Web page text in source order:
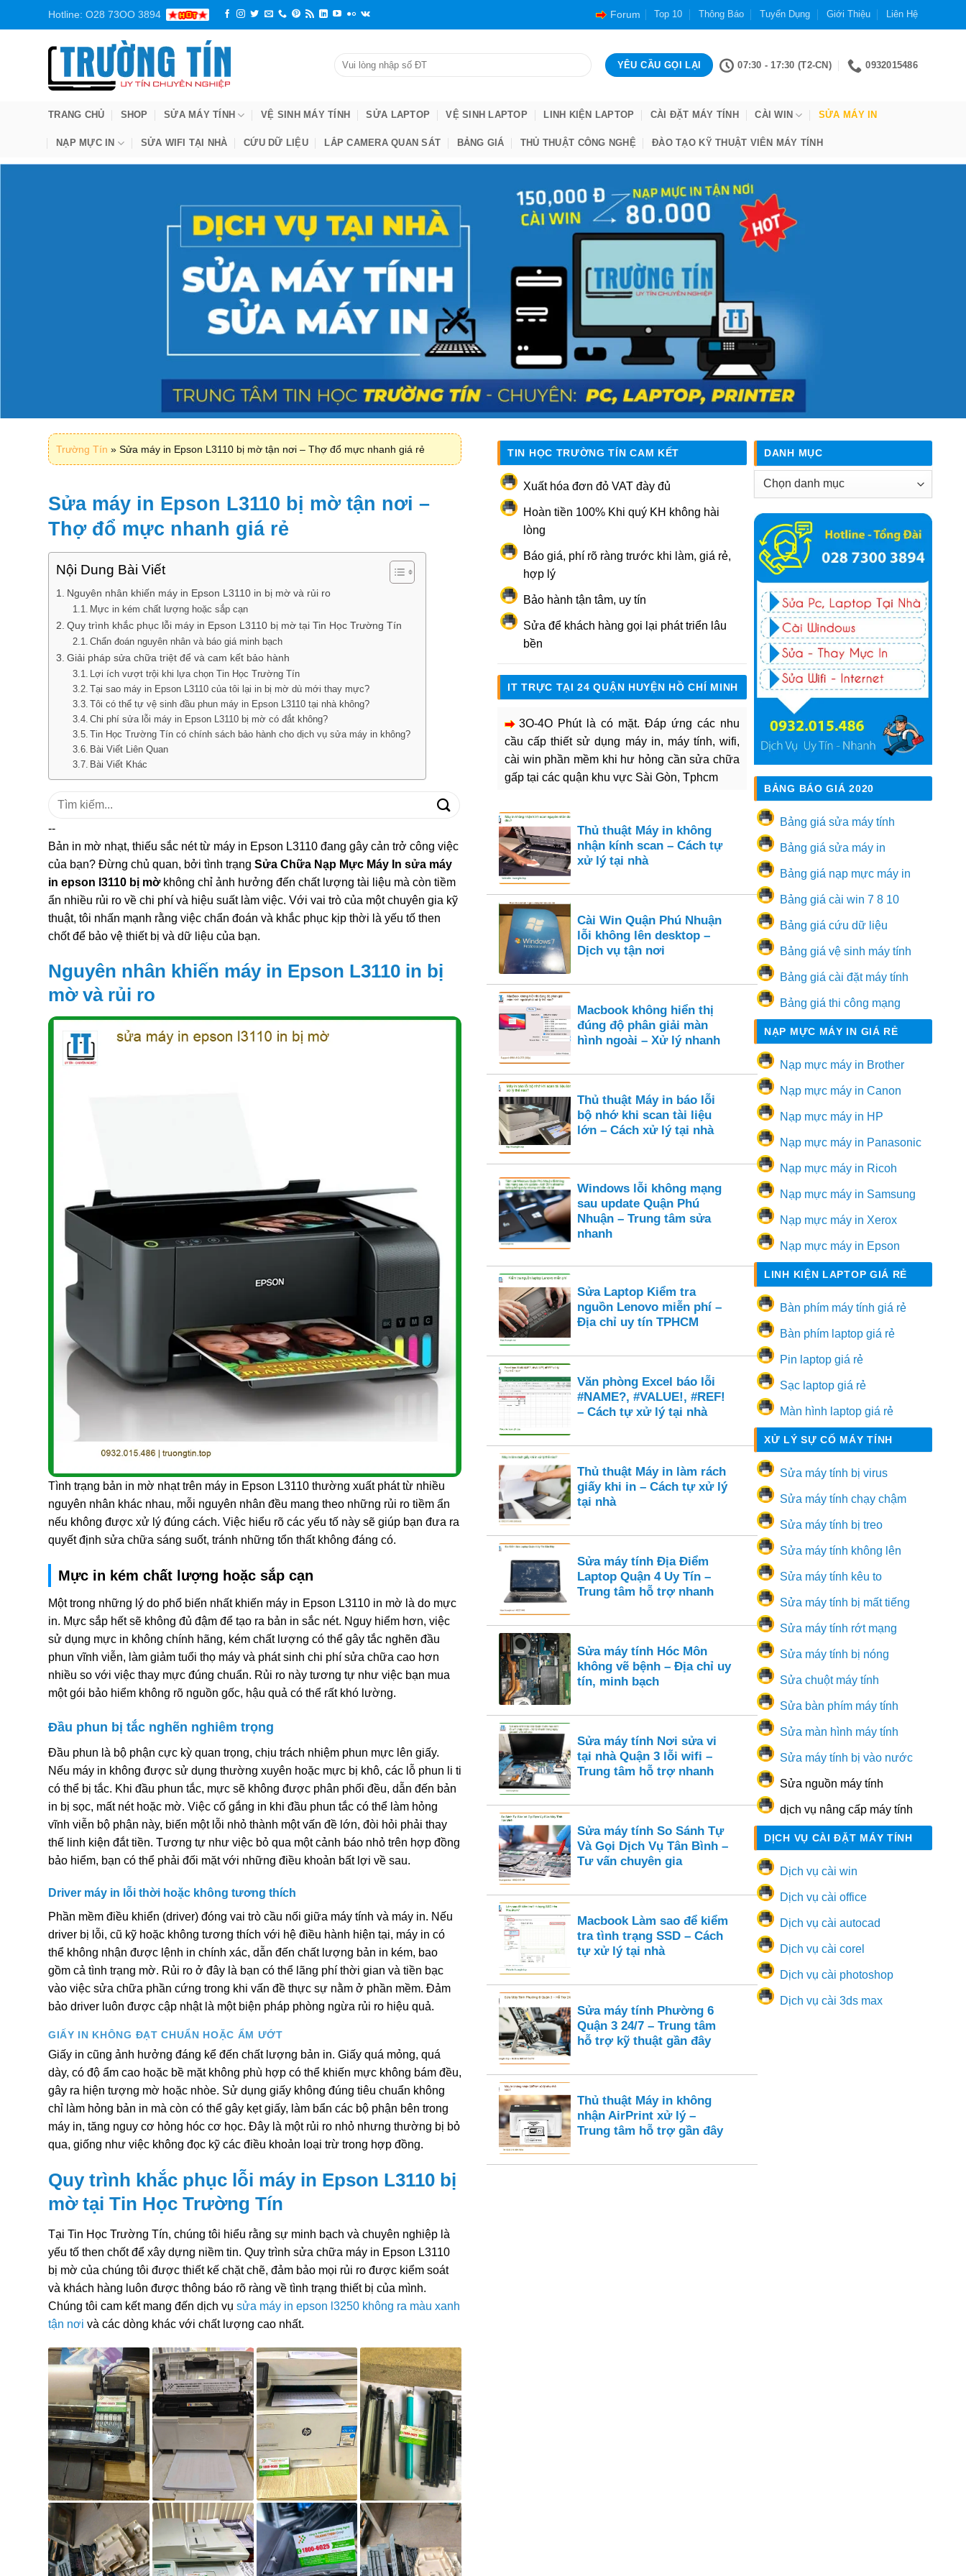
Hotline: O28 73OO 3894 Forum Top 10 Thông Báo Tuyển Dụng Giới Thiệu Liên Hệ
07:30 - 17:30 (T2-CN) 0932015486
TRANG CHỦ SHOP SỬA MÁY TÍNH VỆ SINH MÁY TÍNH SỬA LAPTOP VỆ SINH LAPTOP LINH KIỆN LAPTOP CÀI ĐẶT MÁY TÍNH CÀI WIN SỬA MÁY IN
NẠP MỰC IN SỬA WIFI TẠI NHÀ CỨU DỮ LIỆU LẮP CAMERA QUAN SÁT BẢNG GIÁ THỦ THUẬT CÔNG NGHỆ ĐÀO TẠO KỸ THUẬT VIÊN MÁY TÍNH
Trường Tín » Sửa máy in Epson L3110 bị mờ tận nơi – Thợ đổ mực nhanh giá rẻ
Sửa máy in Epson L3110 bị mờ tận nơi –
Thợ đổ mực nhanh giá rẻ
Nội Dung Bài Viết
Nguyên nhân khiến máy in Epson L3110 in bị mờ và rủi ro
Mực in kém chất lượng hoặc sắp cạn
Quy trình khắc phục lỗi máy in Epson L3110 bị mờ tại Tin Học Trường Tín
Chẩn đoán nguyên nhân và báo giá minh bạch
Giải pháp sửa chữa triệt để và cam kết bảo hành
Lợi ích vượt trội khi lựa chọn Tin Học Trường Tín
Tại sao máy in Epson L3110 của tôi lại in bị mờ dù mới thay mực?
Tôi có thể tự vệ sinh đầu phun máy in Epson L3110 tại nhà không?
Chi phí sửa lỗi máy in Epson L3110 bị mờ có đắt không?
Tin Học Trường Tín có chính sách bảo hành cho dịch vụ sửa máy in không?
Bài Viết Liên Quan
Bài Viết Khác
Tìm
--
Bản in mờ nhạt, thiếu sắc nét từ máy in Epson L3110 đang gây cản trở công việc
của bạn? Đừng chủ quan, bởi tình trạng Sửa Chữa Nạp Mực Máy In sửa máy
in epson l3110 bị mờkhông chỉ ảnh hưởng đến chất lượng tài liệu mà còn tiềm
ẩn nhiều rủi ro về chi phí và hiệu suất làm việc. Với vai trò của một chuyên gia kỹ
thuật, tôi nhấn mạnh rằng việc chẩn đoán và khắc phục kịp thời là yếu tố then
chốt để bảo vệ thiết bị và dữ liệu của bạn.
Nguyên nhân khiến máy in Epson L3110 in bị
mờ và rủi ro
Tình trạng bản in mờ nhạt trên máy in Epson L3110 thường xuất phát từ nhiều
nguyên nhân khác nhau, mỗi nguyên nhân đều mang theo những rủi ro tiềm ẩn
nếu không được xử lý đúng cách. Việc hiểu rõ các yếu tố này sẽ giúp bạn đưa ra
quyết định sửa chữa sáng suốt, tránh những tổn thất không đáng có.
Mực in kém chất lượng hoặc sắp cạn
Một trong những lý do phổ biến nhất khiến máy in Epson L3110 in mờ là do mực
in. Mực sắp hết sẽ không đủ đậm để tạo ra bản in sắc nét. Nguy hiểm hơn, việc
sử dụng mực in không chính hãng, kém chất lượng có thể gây tắc nghẽn đầu
phun vĩnh viễn, làm giảm tuổi thọ máy và phát sinh chi phí sửa chữa cao hơn
nhiều so với việc thay mực đúng chuẩn. Rủi ro này tương tự như việc bạn mua
một gói bảo hiểm không rõ nguồn gốc, hậu quả có thể rất khó lường.
Đầu phun bị tắc nghẽn nghiêm trọng
Đầu phun là bộ phận cực kỳ quan trọng, chịu trách nhiệm phun mực lên giấy.
Nếu máy in không được sử dụng thường xuyên hoặc mực bị khô, các lỗ phun li ti
có thể bị tắc. Khi đầu phun tắc, mực sẽ không được phân phối đều, dẫn đến bản
in bị sọc, mất nét hoặc mờ. Việc cố gắng in khi đầu phun tắc có thể làm hỏng
vĩnh viễn bộ phận này, biến một lỗi nhỏ thành một vấn đề lớn, đòi hỏi phải thay
thế linh kiện đắt tiền. Tương tự như việc bỏ qua một cảnh báo nhỏ trên hợp đồng
bảo hiểm, bạn có thể phải đối mặt với những điều khoản bất lợi về sau.
Driver máy in lỗi thời hoặc không tương thích
Phần mềm điều khiển (driver) đóng vai trò cầu nối giữa máy tính và máy in. Nếu
driver bị lỗi, cũ kỹ hoặc không tương thích với hệ điều hành hiện tại, máy in có
thể không nhận được lệnh in chính xác, dẫn đến chất lượng bản in kém, bao
gồm cả tình trạng mờ. Rủi ro ở đây là bạn có thể lãng phí thời gian và tiền bạc
vào việc sửa chữa phần cứng trong khi vấn đề thực sự nằm ở phần mềm. Đảm
bảo driver luôn được cập nhật là một biện pháp phòng ngừa rủi ro hiệu quả.
GIẤY IN KHÔNG ĐẠT CHUẨN HOẶC ẨM ƯỚT
Giấy in cũng ảnh hưởng đáng kể đến chất lượng bản in. Giấy quá mỏng, quá
dày, có độ ẩm cao hoặc bề mặt không phù hợp có thể khiến mực không bám đều,
gây ra hiện tượng mờ hoặc nhòe. Sử dụng giấy không đúng tiêu chuẩn không
chỉ làm hỏng bản in mà còn có thể gây kẹt giấy, làm bẩn các bộ phận bên trong
máy in, tăng nguy cơ hỏng hóc cơ học. Đây là một rủi ro nhỏ nhưng thường bị bỏ
qua, giống như việc không đọc kỹ các điều khoản loại trừ trong hợp đồng.
Quy trình khắc phục lỗi máy in Epson L3110 bị
mờ tại Tin Học Trường Tín
Tại Tin Học Trường Tín, chúng tôi hiểu rằng sự minh bạch và chuyên nghiệp là
yếu tố then chốt để xây dựng niềm tin. Quy trình sửa chữa máy in Epson L3110
bị mờ của chúng tôi được thiết kế chặt chẽ, đảm bảo mọi rủi ro được kiểm soát
và khách hàng luôn được thông báo rõ ràng về tình trạng thiết bị của mình.
Chúng tôi cam kết mang đến dịch vụ sửa máy in epson l3250 không ra màu xanh
tận nơi và các dòng khác với chất lượng cao nhất.
TIN HỌC TRƯỜNG TÍN CAM KẾT
Xuất hóa đơn đỏ VAT đày đủ
Hoàn tiền 100% Khi quý KH không hài
lòng
Báo giá, phí rõ ràng trước khi làm, giá rẻ,
hợp lý
Bảo hành tận tâm, uy tín
Sửa để khách hàng gọi lại phát triển lâu
bền
IT TRỰC TẠI 24 QUẬN HUYỆN HỒ CHÍ MINH
3O-4O Phút là có mặt. Đáp ứng các nhu
cầu cấp thiết sử dụng máy in, máy tính, wifi,
cài win phần mềm khi hư hỏng cần sửa chữa
gấp tại các quận khu vực Sài Gòn, Tphcm
Thủ thuật Máy in không
nhận kính scan – Cách tự
xử lý tại nhà
Cài Win Quận Phú Nhuận
lỗi không lên desktop –
Dịch vụ tận nơi
Macbook không hiển thị
đúng độ phân giải màn
hình ngoài – Xử lý nhanh
Thủ thuật Máy in báo lỗi
bộ nhớ khi scan tài liệu
lớn – Cách xử lý tại nhà
Windows lỗi không mạng
sau update Quận Phú
Nhuận – Trung tâm sửa
nhanh
Sửa Laptop Kiểm tra
nguồn Lenovo miễn phí –
Địa chỉ uy tín TPHCM
Văn phòng Excel báo lỗi
#NAME?, #VALUE!, #REF!
– Cách tự xử lý tại nhà
Thủ thuật Máy in làm rách
giấy khi in – Cách tự xử lý
tại nhà
Sửa máy tính Địa Điểm
Laptop Quận 4 Uy Tín –
Trung tâm hỗ trợ nhanh
Sửa máy tính Hóc Môn
không vẽ bệnh – Địa chỉ uy
tín, minh bạch
Sửa máy tính Nơi sửa vi
tại nhà Quận 3 lỗi wifi –
Trung tâm hỗ trợ nhanh
Sửa máy tính So Sánh Tự
Và Gọi Dịch Vụ Tân Bình –
Tư vấn chuyên gia
Macbook Làm sao để kiểm
tra tình trạng SSD – Cách
tự xử lý tại nhà
Sửa máy tính Phường 6
Quận 3 24/7 – Trung tâm
hỗ trợ kỹ thuật gần đây
Thủ thuật Máy in không
nhận AirPrint xử lý –
Trung tâm hỗ trợ gần đây
DANH MỤC
Danh
BẢNG BÁO GIÁ 2020
Bảng giá sửa máy tính
Bảng giá sửa máy in
Bảng giá nạp mực máy in
Bảng giá cài win 7 8 10
Bảng giá cứu dữ liệu
Bảng giá vệ sinh máy tính
Bảng giá cài đặt máy tính
Bảng giá thi công mạng
NẠP MỰC MÁY IN GIÁ RẺ
Nạp mực máy in Brother
Nạp mực máy in Canon
Nạp mực máy in HP
Nạp mực máy in Panasonic
Nạp mực máy in Ricoh
Nạp mực máy in Samsung
Nạp mực máy in Xerox
Nạp mực máy in Epson
LINH KIỆN LAPTOP GIÁ RẺ
Bàn phím máy tính giá rẻ
Bàn phím laptop giá rẻ
Pin laptop giá rẻ
Sạc laptop giá rẻ
Màn hình laptop giá rẻ
XỬ LÝ SỰ CỐ MÁY TÍNH
Sửa máy tính bị virus
Sửa máy tính chạy chậm
Sửa máy tính bị treo
Sửa máy tính không lên
Sửa máy tính kêu to
Sửa máy tính bị mất tiếng
Sửa máy tính rớt mạng
Sửa máy tính bị nóng
Sửa chuột máy tính
Sửa bàn phím máy tính
Sửa màn hình máy tính
Sửa máy tính bị vào nước
Sửa nguồn máy tính
dịch vụ nâng cấp máy tính
DỊCH VỤ CÀI ĐẶT MÁY TÍNH
Dịch vụ cài win
Dịch vụ cài office
Dịch vụ cài autocad
Dịch vụ cài corel
Dịch vụ cài photoshop
Dịch vụ cài 3ds max